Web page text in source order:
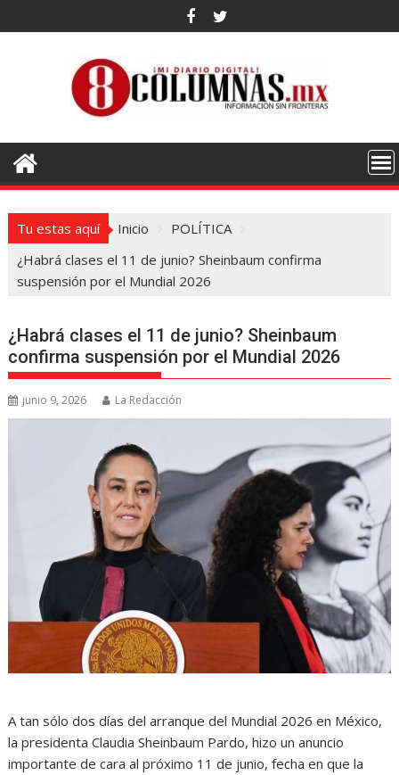
al
Tu estas aquí Inicio
POLÍTICA
¿Habrá clases el 11 de junio? Sheinbaum confirma
suspensión por el Mundial 2026
¿Habrá clases el 11 de junio? Sheinbaum
confirma suspensión por el Mundial 2026
junio 9, 2026 La Redacción
A tan sólo dos días del arranque del Mundial 2026 en México,
la presidenta Claudia Sheinbaum Pardo, hizo un anuncio
importante de cara al próximo 11 de junio, fecha en que la